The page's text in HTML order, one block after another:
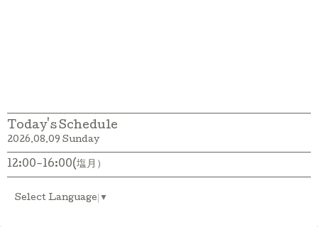
Today's Schedule
2026.08.09 Sunday
12:00-16:00(塩月）
Select Language ▼